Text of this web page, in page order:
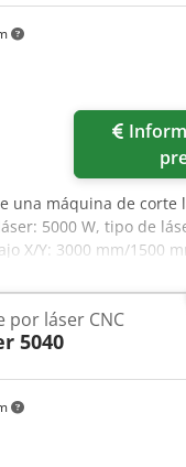
una máquina de corte
5000 W, tipo de
X/Y: 3000 mm/1500
900 kg,
máximo de
12 mm, horas de
placa del LiftMaster:
del LiftMaster:
mm. Incluye
mm/2400 mm, peso:
una visita in
por láser CNC
5040